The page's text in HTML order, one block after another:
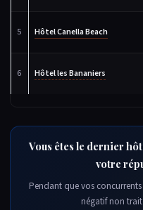
5 Hôtel Canella Beach
6 Hôtel les Bananiers
Vous êtes le dernier
votre
Pendant que vos
négatif non